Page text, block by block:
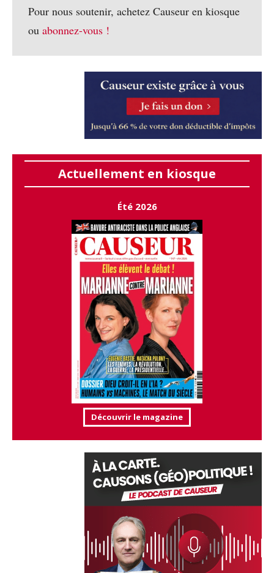
Pour nous soutenir, achetez Causeur en kiosque
ou abonnez-vous !
Actuellement en kiosque
Été 2026
Découvrir le magazine